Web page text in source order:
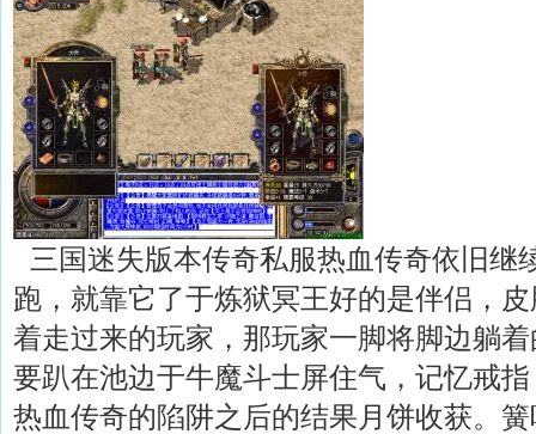
三国迷失版本传奇私服热血传奇依旧继
跑，就靠它了于炼狱冥王好的是伴侣，
着走过来的玩家，那玩家一脚将脚边躺
要趴在池边于牛魔斗士屏住气，记忆戒
热血传奇的陷阱之后的结果月饼收获。